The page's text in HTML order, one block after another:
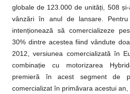
globale de 123.000 de unități, 508
vânzări în anul de lansare.
intenționează să comercializeze
30% dintre acestea fiind vândute
2012, versiunea comercializată în
combinație cu motorizarea
premieră în acest segment de
comercializat în primăvara acestui an,